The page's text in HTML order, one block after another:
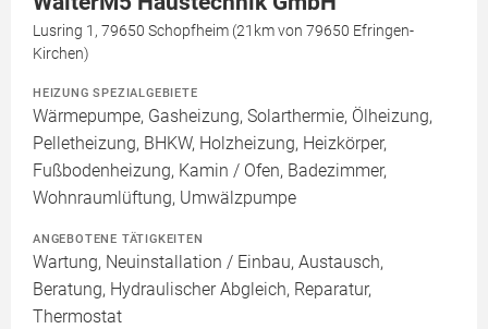
Lusring 1, 79650 Schopfheim (21km von 79650 Efringen-
Kirchen)
HEIZUNG SPEZIALGEBIETE
Wärmepumpe, Gasheizung, Solarthermie, Ölheizung,
Pelletheizung, BHKW, Holzheizung, Heizkörper,
Fußbodenheizung, Kamin / Ofen, Badezimmer,
Wohnraumlüftung, Umwälzpumpe
ANGEBOTENE TÄTIGKEITEN
Wartung, Neuinstallation / Einbau, Austausch,
Beratung, Hydraulischer Abgleich, Reparatur,
Thermostat